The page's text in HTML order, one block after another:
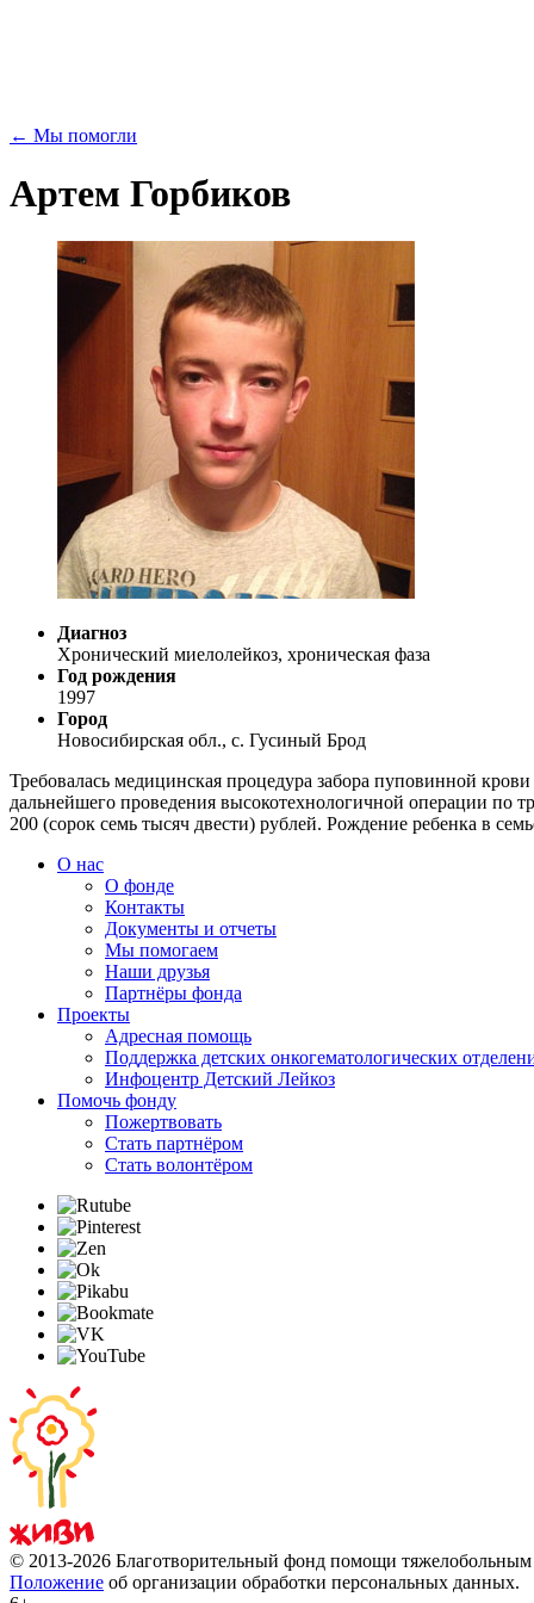
← Мы помогли
Артем Горбиков
Диагноз
Хронический миелолейкоз, хроническая фаза
Год рождения
1997
Город
Новосибирская обл., с. Гусиный Брод
Требовалась медицинская процедура забора пуповинной
дальнейшего проведения высокотехнологичной операции по
200 (сорок семь тысяч двести) рублей. Рождение ребенка в
О нас
О фонде
Контакты
Документы и отчеты
Мы помогаем
Наши друзья
Партнёры фонда
Проекты
Адресная помощь
Поддержка детских онкогематологических
Инфоцентр Детский Лейкоз
Помочь фонду
Пожертвовать
Стать партнёром
Стать волонтёром
© 2013-2026 Благотворительный фонд помощи
Положение об организации обработки персональных данных.